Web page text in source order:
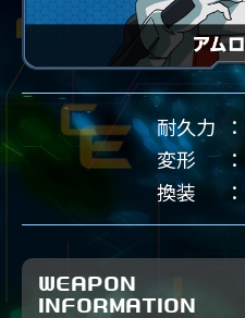
耐久力
変形
換装
WEAPON
INFORMATION